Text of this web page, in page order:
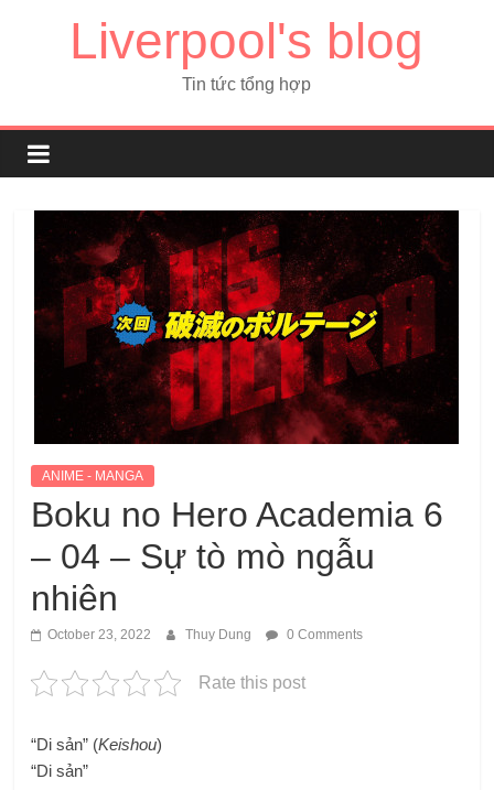
Liverpool's blog
Tin tức tổng hợp
ANIME - MANGA
Boku no Hero Academia 6
– 04 – Sự tò mò ngẫu
nhiên
October 23, 2022 Thuy Dung 0 Comments
Rate this post
“Di sản” (Keishou)
“Di sản”